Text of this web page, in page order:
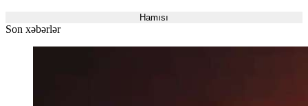
Hamısı
Son xəbərlər